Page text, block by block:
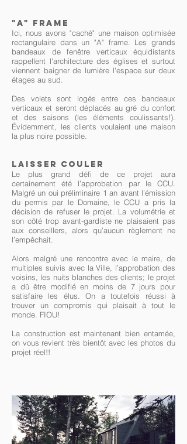
"A" frame
Ici, nous avons "caché" une maison optimisée
rectangulaire dans un "A" frame. Les grands
bandeaux de fenêtre verticaux équidistants
rappellent l'architecture des églises et surtout
viennent baigner de lumière l'espace sur deux
étages au sud.
Des volets sont logés entre ces bandeaux
verticaux et seront déplacés au gré du confort
et des saisons (les éléments coulissants!).
Évidemment, les clients voulaient une maison
la plus noire possible.
laisser couler
Le plus grand défi de ce projet aura
certainement été l’approbation par le CCU.
Malgré un oui préliminaire 1 an avant l’émission
du permis par le Domaine, le CCU a pris la
décision de refuser le projet. La volumétrie et
son côté trop avant-gardiste ne plaisaient pas
aux conseillers, alors qu’aucun règlement ne
l’empêchait.
Alors malgré une rencontre avec le maire, de
multiples suivis avec la Ville, l’approbation des
voisins, les nuits blanches des clients; le projet
a dû être modifié en moins de 7 jours pour
satisfaire les élus. On a toutefois réussi à
trouver un compromis qui plaisait à tout le
monde. FIOU!
La construction est maintenant bien entamée,
on vous revient très bientôt avec les photos du
projet réel!!